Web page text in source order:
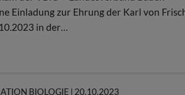
Einladung zur Ehrung der Karl von
in der…
BIOLOGIE | 20.10.2023